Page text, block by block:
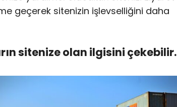
geçerek sitenizin işlevselliğini daha
sitenize olan ilgisini çekebilir.